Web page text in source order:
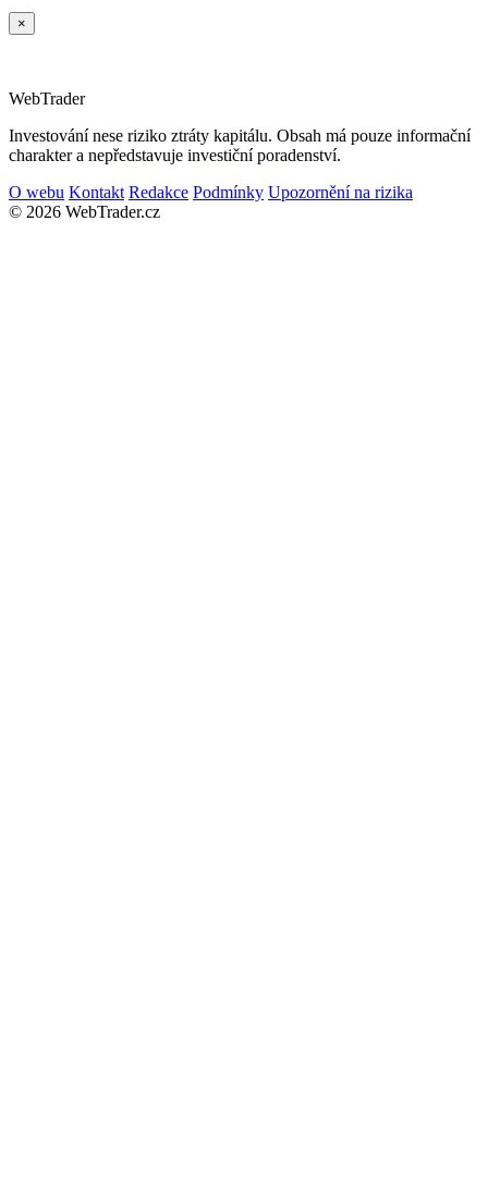
×
WebTrader
Investování nese riziko ztráty kapitálu. Obsah má pouze informační
charakter a nepředstavuje investiční poradenství.
O webu Kontakt Redakce Podmínky Upozornění na rizika
© 2026 WebTrader.cz